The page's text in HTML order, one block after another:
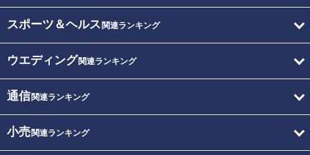
スポーツ＆ヘルス 関連ランキング
ウエディング関連ランキング
通信関連ランキング
小売関連ランキング